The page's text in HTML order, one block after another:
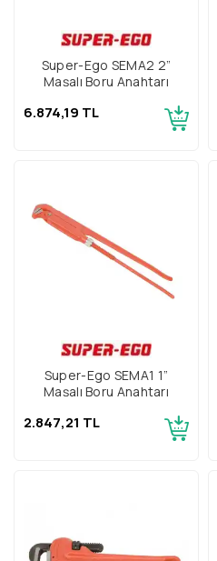
Super-Ego SEMA2 2”
Maşalı Boru Anahtarı
6.874,19 TL
Super-Ego SEMA1 1”
Maşalı Boru Anahtarı
2.847,21 TL